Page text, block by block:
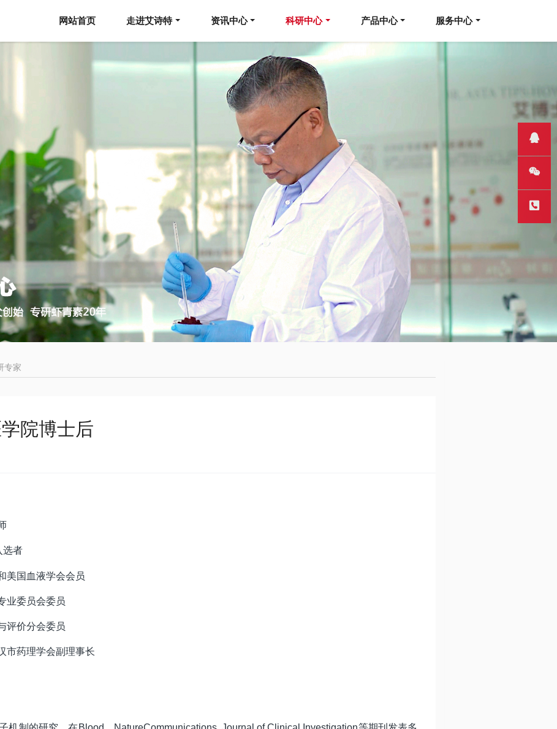
网站首页 走进艾诗特 资讯中心 科研中心 产品中心 服务中心
专家
院博士后
选者
美国血液学会会员
业委员会委员
评价分会委员
市药理学会副理事长
QQ客服
微信